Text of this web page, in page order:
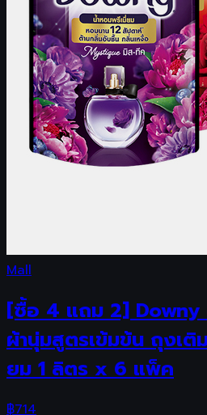
Mall
[ซื้อ 4 แถม 2] Downy
ผ้านุ่มสูตรเข้มข้น ถุงเติ
ยม 1 ลิตร x 6 แพ็ค
฿714